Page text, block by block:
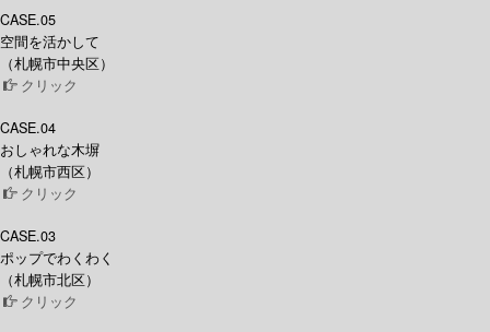
CASE.05
空間を活かして
（札幌市中央区）
クリック
CASE.04
おしゃれな木塀
（札幌市西区）
クリック
CASE.03
ポップでわくわく
（札幌市北区）
クリック